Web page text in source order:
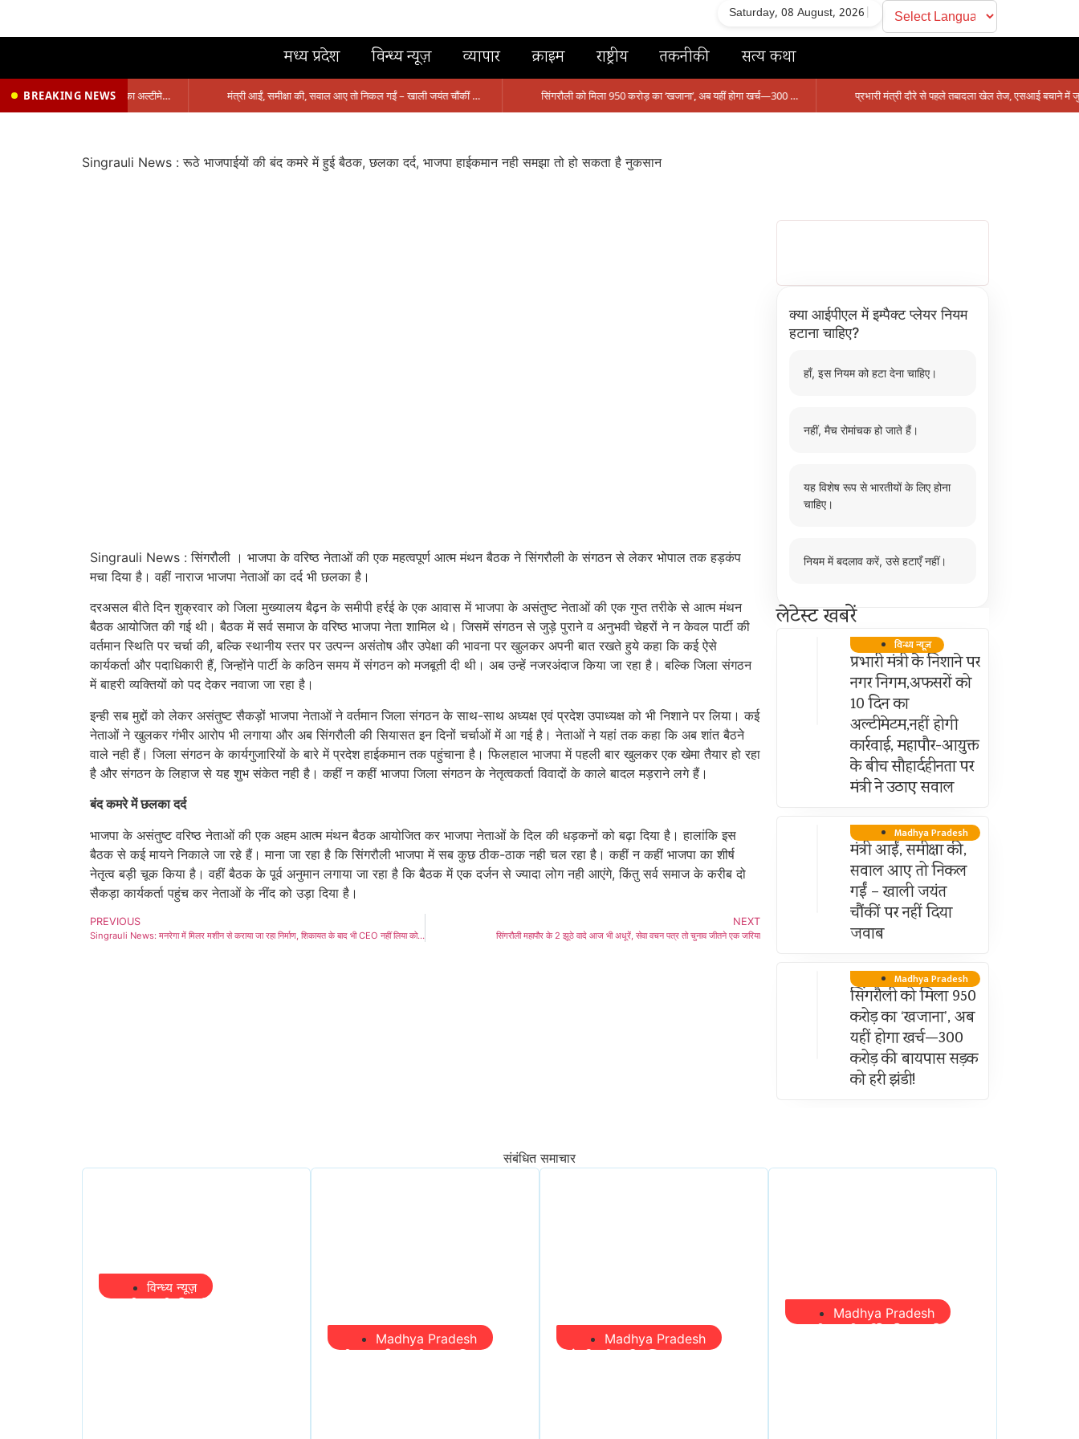
Saturday, 08 August, 2026
मध्य प्रदेश विन्ध्य न्यूज़ व्यापार क्राइम राष्ट्रीय तकनीकी सत्य कथा
BREAKING NEWS प्रभारी मंत्री के निशाने पर नगर निगम,अफसरों को 10 दिन का अल्टीमेटम,नहीं होगी कार्रवाई, महापौर-आयुक्त के बीच सौहार्दहीनता पर मंत्री ने उठाए सवाल मंत्री आईं, समीक्षा की, सवाल आए तो निकल गईं – खाली जयंत चौंकीं पर नहीं दिया जवाब सिंगरौली को मिला 950 करोड़ का ‘खजाना’, अब यहीं होगा खर्च—300 करोड़ की बायपास सड़क को हरी झंडी!
Singrauli News : रूठे भाजपाईयों की बंद कमरे में हुई बैठक, छलका दर्द, भाजपा हाईकमान नही समझा तो हो सकता है नुकसान
Singrauli News : सिंगरौली । भाजपा के वरिष्ठ नेताओं की एक महत्वपूर्ण आत्म मंथन बैठक ने सिंगरौली के संगठन से लेकर भोपाल तक हड़कंप
मचा दिया है। वहीं नाराज भाजपा नेताओं का दर्द भी छलका है।
दरअसल बीते दिन शुक्रवार को जिला मुख्यालय बैढ़न के समीपी हर्रई के एक आवास में भाजपा के असंतुष्ट नेताओं की एक गुप्त तरीके से आत्म मंथन
बैठक आयोजित की गई थी। बैठक में सर्व समाज के वरिष्ठ भाजपा नेता शामिल थे। जिसमें संगठन से जुड़े पुराने व अनुभवी चेहरों ने न केवल पार्टी की
वर्तमान स्थिति पर चर्चा की, बल्कि स्थानीय स्तर पर उत्पन्न असंतोष और उपेक्षा की भावना पर खुलकर अपनी बात रखते हुये कहा कि कई ऐसे
कार्यकर्ता और पदाधिकारी हैं, जिन्होंने पार्टी के कठिन समय में संगठन को मजबूती दी थी। अब उन्हें नजरअंदाज किया जा रहा है। बल्कि जिला संगठन
में बाहरी व्यक्तियों को पद देकर नवाजा जा रहा है।
इन्ही सब मुद्दों को लेकर असंतुष्ट सैकड़ों भाजपा नेताओं ने वर्तमान जिला संगठन के साथ-साथ अध्यक्ष एवं प्रदेश उपाध्यक्ष को भी निशाने पर लिया। कई
नेताओं ने खुलकर गंभीर आरोप भी लगाया और अब सिंगरौली की सियासत इन दिनों चर्चाओं में आ गई है। नेताओं ने यहां तक कहा कि अब शांत बैठने
वाले नही हैं। जिला संगठन के कार्यगुजारियों के बारे में प्रदेश हाईकमान तक पहुंचाना है। फिलहाल भाजपा में पहली बार खुलकर एक खेमा तैयार हो रहा
है और संगठन के लिहाज से यह शुभ संकेत नही है। कहीं न कहीं भाजपा जिला संगठन के नेतृत्वकर्ता विवादों के काले बादल मड़राने लगे हैं।
बंद कमरे में छलका दर्द
भाजपा के असंतुष्ट वरिष्ठ नेताओं की एक अहम आत्म मंथन बैठक आयोजित कर भाजपा नेताओं के दिल की धड़कनों को बढ़ा दिया है। हालांकि इस
बैठक से कई मायने निकाले जा रहे हैं। माना जा रहा है कि सिंगरौली भाजपा में सब कुछ ठीक-ठाक नही चल रहा है। कहीं न कहीं भाजपा का शीर्ष
नेतृत्व बड़ी चूक किया है। वहीं बैठक के पूर्व अनुमान लगाया जा रहा है कि बैठक में एक दर्जन से ज्यादा लोग नही आएंगे, किंतु सर्व समाज के करीब दो
सैकड़ा कार्यकर्ता पहुंच कर नेताओं के नींद को उड़ा दिया है।
PREVIOUS
Singrauli News: मनरेगा में मिलर मशीन से कराया जा रहा निर्माण, शिकायत के बाद भी CEO नहीं लिया कोई एक्शन, देखें वीडियो
NEXT
सिंगरौली महापौर के 2 झूठे वादे आज भी अधूरें, सेवा वचन पत्र तो चुनाव जीतने एक जरिया
क्या आईपीएल में इम्पैक्ट प्लेयर नियम
हटाना चाहिए?
हाँ, इस नियम को हटा देना चाहिए।
नहीं, मैच रोमांचक हो जाते हैं।
यह विशेष रूप से भारतीयों के लिए होना
चाहिए।
नियम में बदलाव करें, उसे हटाएँ नहीं।
लेटेस्ट खबरें
विन्ध्य न्यूज़
प्रभारी मंत्री के निशाने पर
नगर निगम,अफसरों को
10 दिन का
अल्टीमेटम,नहीं होगी
कार्रवाई, महापौर-आयुक्त
के बीच सौहार्दहीनता पर
मंत्री ने उठाए सवाल
Madhya Pradesh
मंत्री आईं, समीक्षा की,
सवाल आए तो निकल
गईं – खाली जयंत
चौंकीं पर नहीं दिया
जवाब
Madhya Pradesh
सिंगरौली को मिला 950
करोड़ का ‘खजाना’, अब
यहीं होगा खर्च—300
करोड़ की बायपास सड़क
को हरी झंडी!
संबंधित समाचार
विन्ध्य न्यूज़
Madhya Pradesh Madhya Pradesh
Madhya Pradesh